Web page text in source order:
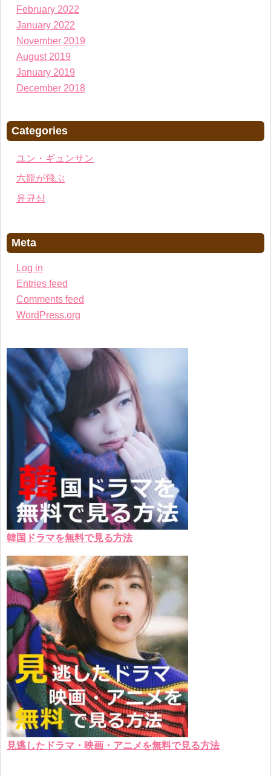
February 2022
January 2022
November 2019
August 2019
January 2019
December 2018
Categories
ユン・ギュンサン
六龍が飛ぶ
윤균상
Meta
Log in
Entries feed
Comments feed
WordPress.org
韓国ドラマを無料で見る方法
見逃したドラマ・映画・アニメを無料で見る方法